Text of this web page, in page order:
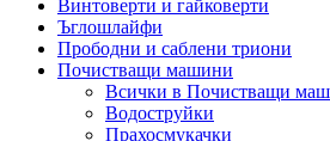
Винтоверти и гайковерти
Ъглошлайфи
Прободни и саблени триони
Почистващи машини
Всички в Почистващи
Водоструйки
Прахосмукачки